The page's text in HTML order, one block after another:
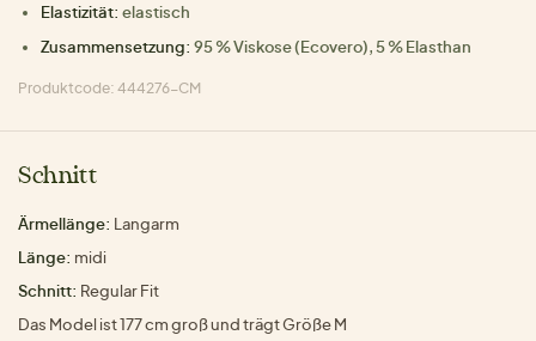
Elastizität: elastisch
Zusammensetzung: 95 % Viskose (Ecovero), 5 % Elasthan
Produktcode: 444276-CM
Schnitt
Ärmellänge: Langarm
Länge: midi
Schnitt: Regular Fit
Das Model ist 177 cm groß und trägt Größe M